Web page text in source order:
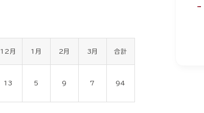
12月 1月 2月 3月 合計
13 5 9 7 94